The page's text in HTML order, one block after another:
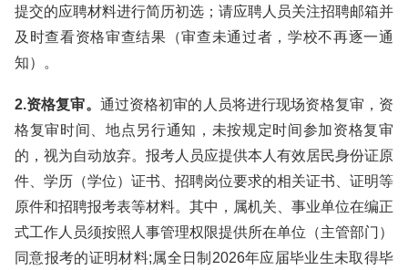
提交的应聘材料进行简历初选；请应聘人员关注招聘邮箱并
及时查看资格审查结果（审查未通过者，学校不再逐一通
知）。
2.资格复审。 通过资格初审的人员将进行现场资格复审，资
格复审时间、地点另行通知，未按规定时间参加资格复审
的，视为自动放弃。报考人员应提供本人有效居民身份证原
件、学历（学位）证书、招聘岗位要求的相关证书、证明等
原件和招聘报考表等材料。其中，属机关、事业单位在编正
式工作人员须按照人事管理权限提供所在单位（主管部门）
同意报考的证明材料;属全日制2026年应届毕业生未取得毕